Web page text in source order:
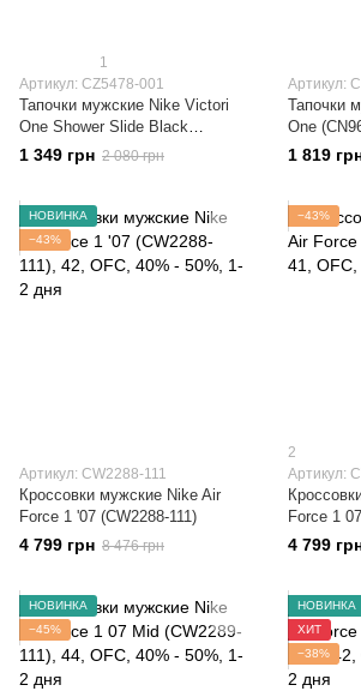
1
Артикул: CZ5478-001
Тапочки мужские Nike Victori
One Shower Slide Black
(CZ5478-001)
1 349 грн 2 080 грн
Артикул:
Тапочки
One
1 819
НОВИНКА
−43%
Артикул: CW2288-111
Кроссовки мужские Nike Air
Force 1 '07 (CW2288-111)
4 799 грн 8 476 грн
−43%
2
Артикул:
Force 1
4 799
НОВИНКА
−45%
НОВИНКА
ХИТ
−38%